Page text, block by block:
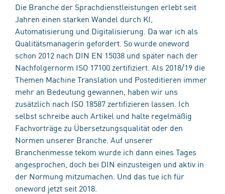
Die Branche der Sprachdienstleistungen erlebt seit
Jahren einen starken Wandel durch KI,
Automatisierung und Digitalisierung. Da war ich als
Qualitätsmanagerin gefordert. So wurde oneword
schon 2012 nach DIN EN 15038 und später nach der
Nachfolgernorm ISO 17100 zertifiziert. Als 2018/19 die
Themen Machine Translation und Posteditieren immer
mehr an Bedeutung gewannen, haben wir uns
zusätzlich nach ISO 18587 zertifizieren lassen. Ich
selbst schreibe auch Artikel und halte regelmäßig
Fachvorträge zu Übersetzungsqualität oder den
Normen unserer Branche. Auf unserer
Branchenmesse tekom wurde ich dann eines Tages
angesprochen, doch bei DIN einzusteigen und aktiv in
der Normung mitzumachen. Und das tue ich für
oneword jetzt seit 2018.